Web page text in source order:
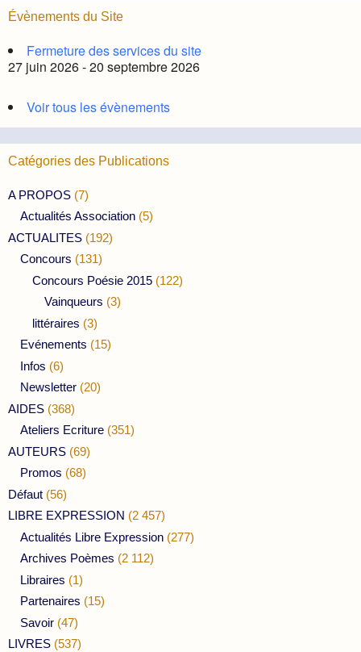
Évènements du Site
Fermeture des services du site
27 juin 2026 - 20 septembre 2026
Voir tous les évènements
Catégories des Publications
A PROPOS (7)
Actualités Association (5)
ACTUALITES (192)
Concours (131)
Concours Poésie 2015 (122)
Vainqueurs (3)
littéraires (3)
Evénements (15)
Infos (6)
Newsletter (20)
AIDES (368)
Ateliers Ecriture (351)
AUTEURS (69)
Promos (68)
Défaut (56)
LIBRE EXPRESSION (2 457)
Actualités Libre Expression (277)
Archives Poèmes (2 112)
Libraires (1)
Partenaires (15)
Savoir (47)
LIVRES (537)